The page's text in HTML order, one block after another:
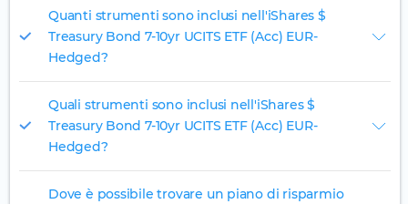
Quanti strumenti sono inclusi nell'iShares $
Treasury Bond 7-10yr UCITS ETF (Acc) EUR-
Hedged?
Quali strumenti sono inclusi nell'iShares $
Treasury Bond 7-10yr UCITS ETF (Acc) EUR-
Hedged?
Dove è possibile trovare un piano di risparmio